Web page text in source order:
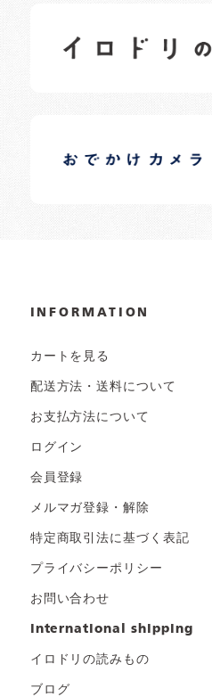
日常の様子など随時更新中です。
日常の様子など随時更新中です。
INFORMATION
カートを見る
配送方法・送料について
お支払方法について
ログイン
会員登録
メルマガ登録・解除
特定商取引法に基づく表記
プライバシーポリシー
お問い合わせ
international shipping
イロドリの読みもの
ブログ